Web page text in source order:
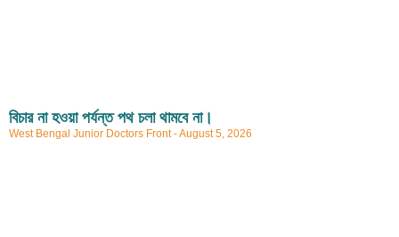
বিচার না হওয়া পর্যন্ত পথ চলা থামবে না।
West Bengal Junior Doctors Front August 5, 2026